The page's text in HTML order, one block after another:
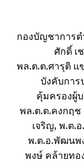
กองบัญชาการ
ศักดิ์ เ
พล.ต.ต.ศารุติ แ
บังคับการ
คุ้มครองผู้
พล.ต.ต.คงกฤ
เจริญ, พ.ต.
พ.ต.อ.พัฒนพ
พงษ์ คล้ายทอ